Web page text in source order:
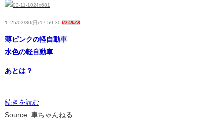
1: 25/03/30(日) 17:59:30 ID:U0Z8
薄ピンクの軽自動車
水色の軽自動車
あとは？
続きを読む
Source: 車ちゃんねる